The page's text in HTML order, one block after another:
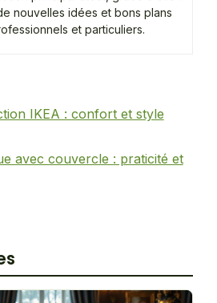
nouvelles idées et bons plans
et particuliers.
IKEA : confort et style
avec couvercle : praticité et